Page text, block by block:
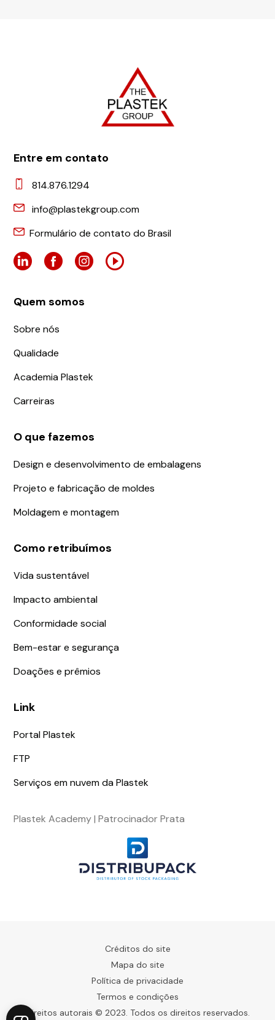
Entre em contato
814.876.1294
info@plastekgroup.com
Formulário de contato do Brasil
Quem somos
Sobre nós
Qualidade
Academia Plastek
Carreiras
O que fazemos
Design e desenvolvimento de embalagens
Projeto e fabricação de moldes
Moldagem e montagem
Como retribuímos
Vida sustentável
Impacto ambiental
Conformidade social
Bem-estar e segurança
Doações e prêmios
Link
Portal Plastek
FTP
Serviços em nuvem da Plastek
Plastek Academy | Patrocinador Prata
Créditos do site
Mapa do site
Política de privacidade
Termos e condições
Direitos autorais © 2023. Todos os direitos reservados.